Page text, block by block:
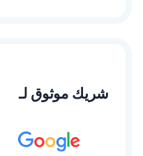
شريك موثوق لـ